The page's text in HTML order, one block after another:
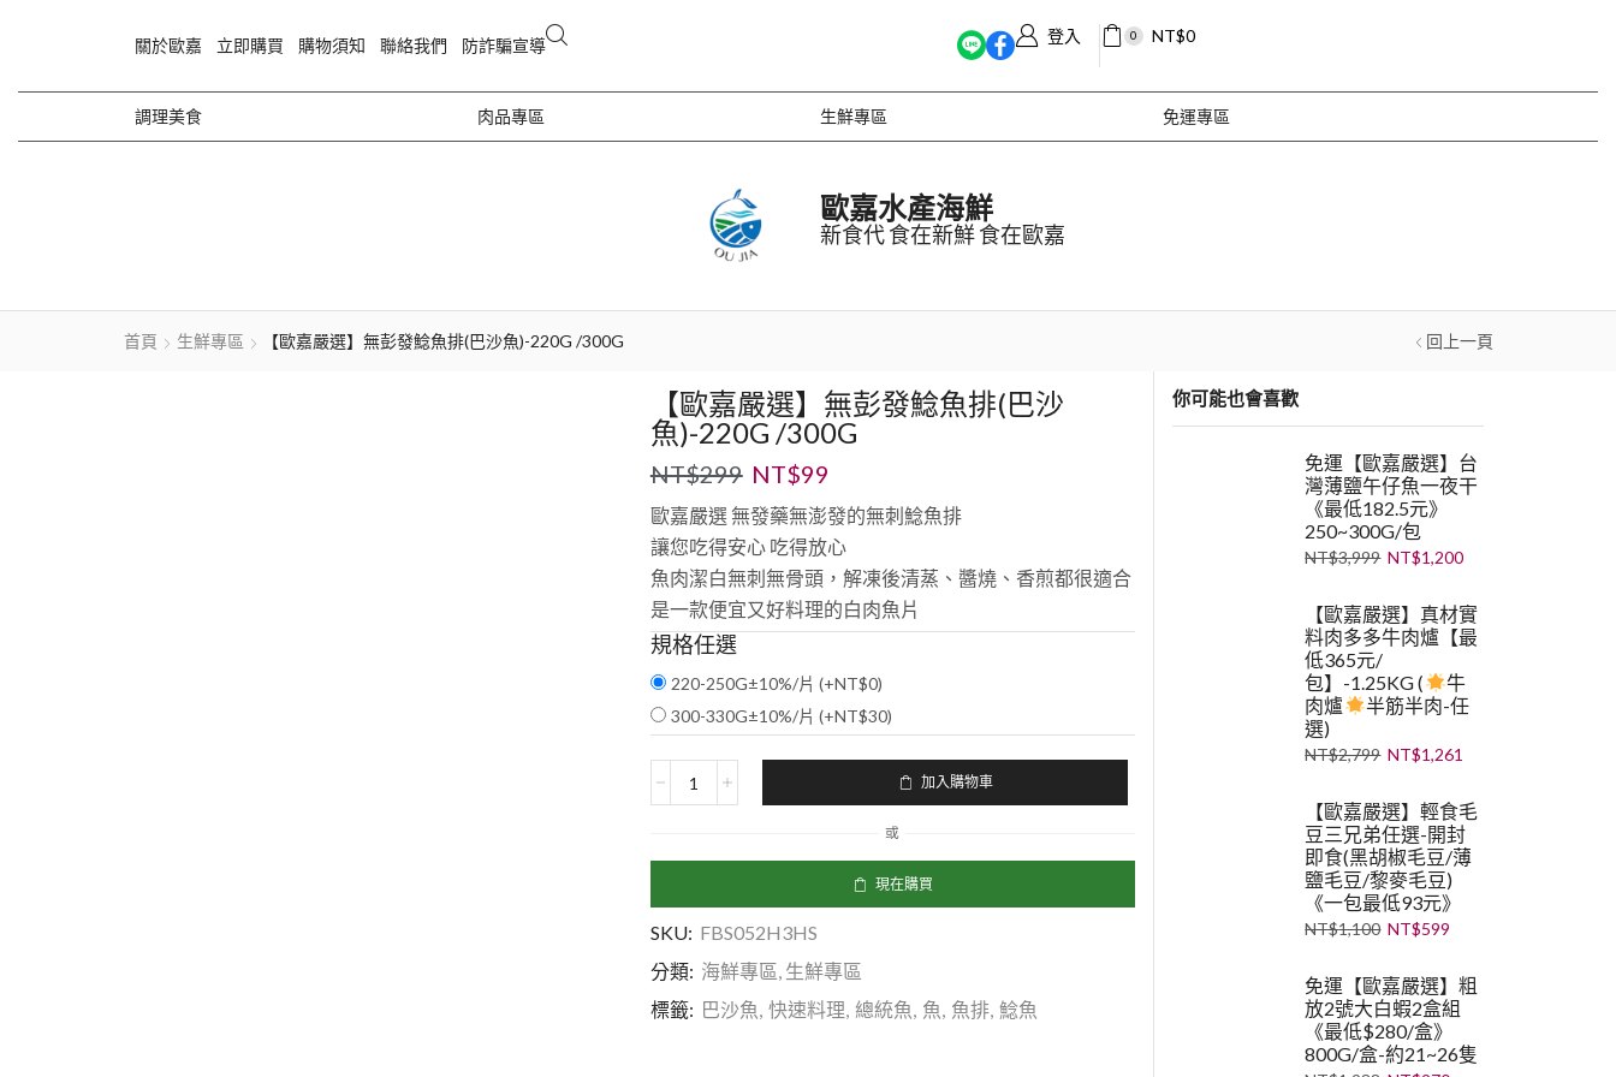
關於歐嘉 立即購買 購物須知 聯絡我們 防詐騙宣導 登入 0 NT$0
調理美食 肉品專區 生鮮專區 免運專區
歐嘉水產海鮮
新食代 食在新鮮 食在歐嘉
首頁 生鮮專區 【歐嘉嚴選】無彭發鯰魚排(巴沙魚)-220G /300G 回上一頁
【歐嘉嚴選】無彭發鯰魚排(巴沙
魚)-220G /300G
NT$299 NT$99
歐嘉嚴選 無發藥無澎發的無刺鯰魚排
讓您吃得安心 吃得放心
魚肉潔白無刺無骨頭，解凍後清蒸、醬燒、香煎都很適合
是一款便宜又好料理的白肉魚片
規格任選
220-250G±10%/片 (+NT$0)
300-330G±10%/片 (+NT$30)
加入購物車
或
現在購買
SKU: FBS052H3HS
分類: 海鮮專區, 生鮮專區
標籤: 巴沙魚, 快速料理, 總統魚, 魚, 魚排, 鯰魚
你可能也會喜歡
免運【歐嘉嚴選】台
灣薄鹽午仔魚一夜干
《最低182.5元》
250~300G/包
NT$3,999 NT$1,200
【歐嘉嚴選】真材實
料肉多多牛肉爐【最
低365元/
包】-1.25KG (
牛
肉爐
半筋半肉-任
選)
NT$2,799 NT$1,261
【歐嘉嚴選】輕食毛
豆三兄弟任選-開封
即食(黑胡椒毛豆/薄
鹽毛豆/黎麥毛豆)
《一包最低93元》
NT$1,100 NT$599
免運【歐嘉嚴選】粗
放2號大白蝦2盒組
《最低$280/盒》
800G/盒-約21~26隻